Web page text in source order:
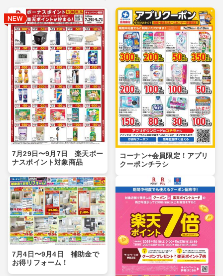
7月29日〜9月7日 楽天ボー
ナスポイント対象商品
コーナン+会員限定！アプリ
クーポンチラシ
7月4日〜9月4日 補助金で
お得リフォーム！